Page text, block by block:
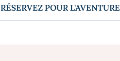
RÉSERVEZ POUR L'AVENTURE